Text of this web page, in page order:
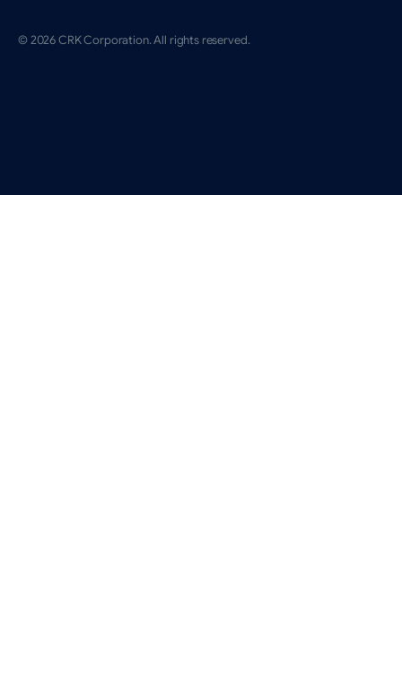
© 2026 CRK Corporation. All rights reserved.